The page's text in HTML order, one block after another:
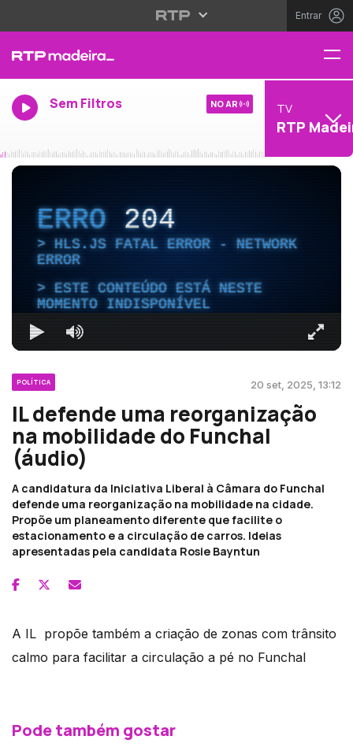
Entrar
Sem Filtros NO AR TV
RTP
ERRO204
HLS.JS FATAL ERROR - NETWORK
ERROR
ESTE CONTEÚDO ESTÁ NESTE
MOMENTO INDISPONÍVEL
POLÍTICA 20 set, 2025, 13:12
IL defende uma reorganização
na mobilidade do Funchal
(áudio)
A candidatura da Iniciativa Liberal à Câmara do Funchal
defende uma reorganização na mobilidade na cidade.
Propõe um planeamento diferente que facilite o
estacionamento e a circulação de carros. Ideias
apresentadas pela candidata Rosie Bayntun
A IL propõe também a criação de zonas com trânsito
calmo para facilitar a circulação a pé no Funchal
Pode também gostar